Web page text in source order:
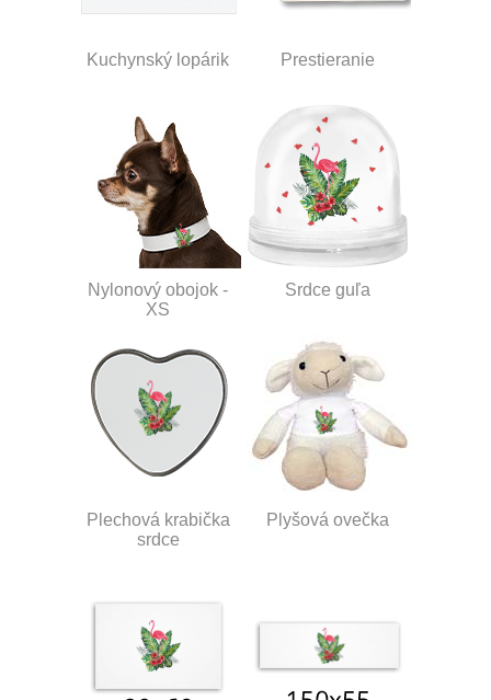
Kuchynský lopárik Prestieranie
Nylonový obojok -
XS
Srdce guľa
Plechová krabička
srdce
Plyšová ovečka